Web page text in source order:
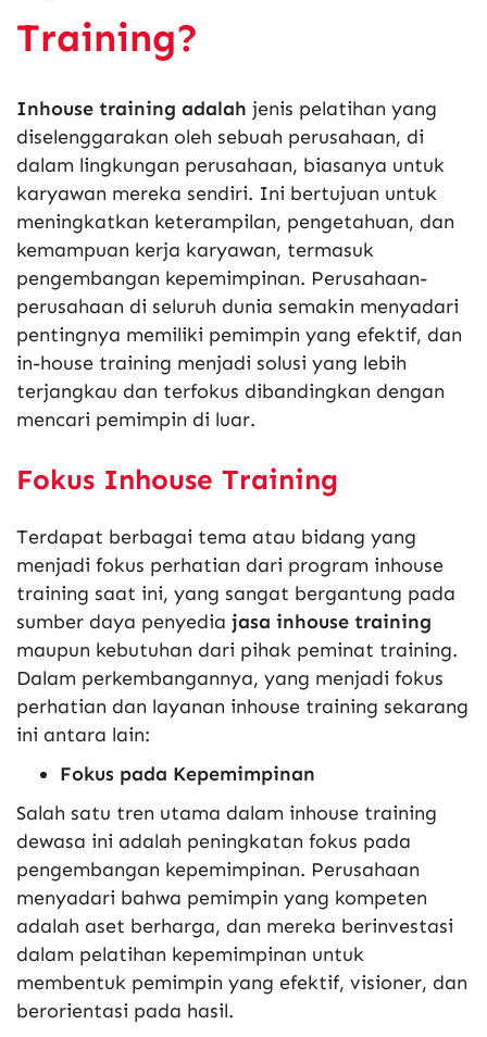
Training?
Inhouse training adalah jenis pelatihan yang
diselenggarakan oleh sebuah perusahaan, di
dalam lingkungan perusahaan, biasanya untuk
karyawan mereka sendiri. Ini bertujuan untuk
meningkatkan keterampilan, pengetahuan, dan
kemampuan kerja karyawan, termasuk
pengembangan kepemimpinan. Perusahaan-
perusahaan di seluruh dunia semakin menyadari
pentingnya memiliki pemimpin yang efektif, dan
in-house training menjadi solusi yang lebih
terjangkau dan terfokus dibandingkan dengan
mencari pemimpin di luar.
Fokus Inhouse Training
Terdapat berbagai tema atau bidang yang
menjadi fokus perhatian dari program inhouse
training saat ini, yang sangat bergantung pada
sumber daya penyedia jasa inhouse training
maupun kebutuhan dari pihak peminat training.
Dalam perkembangannya, yang menjadi fokus
perhatian dan layanan inhouse training sekarang
ini antara lain:
Fokus pada Kepemimpinan
Salah satu tren utama dalam inhouse training
dewasa ini adalah peningkatan fokus pada
pengembangan kepemimpinan. Perusahaan
menyadari bahwa pemimpin yang kompeten
adalah aset berharga, dan mereka berinvestasi
dalam pelatihan kepemimpinan untuk
membentuk pemimpin yang efektif, visioner, dan
berorientasi pada hasil.